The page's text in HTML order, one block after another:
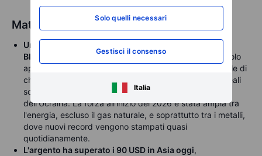
Solo quelli necessari
Gestisci il consenso
Italia
Materie prime
Un inizio esplosivo dell'anno ha sollevato l'indice
Bloomberg Commodity Total Return del 5%
, portandolo
appena sotto il suo record del 2022 su base settimanale di
chiusura, stabilito quando i prezzi energetici e dei cereali
sono brevemente aumentati dopo l'invasione russa
dell'Ucraina. La forza all'inizio del 2026 è stata ampia tra
l'energia, escluso il gas naturale, e soprattutto tra i metalli,
dove nuovi record vengono stampati quasi
quotidianamente.
L'argento ha superato i 90 USD in Asia oggi,